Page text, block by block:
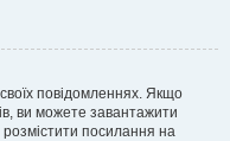
повідомленнях. Якщо
ви можете завантажити
посилання на